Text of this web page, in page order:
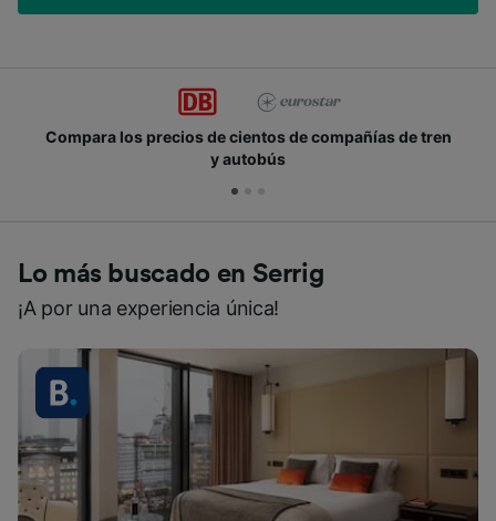
Compara los precios de cientos de compañías de tren
y autobús
Lo más buscado en Serrig
¡A por una experiencia única!